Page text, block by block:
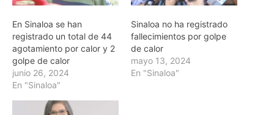
En Sinaloa se han
registrado un total de 44
agotamiento por calor y 2
golpe de calor
junio 26, 2024
En "Sinaloa"
Sinaloa no ha registrado
fallecimientos por golpe
de calor
mayo 13, 2024
En "Sinaloa"